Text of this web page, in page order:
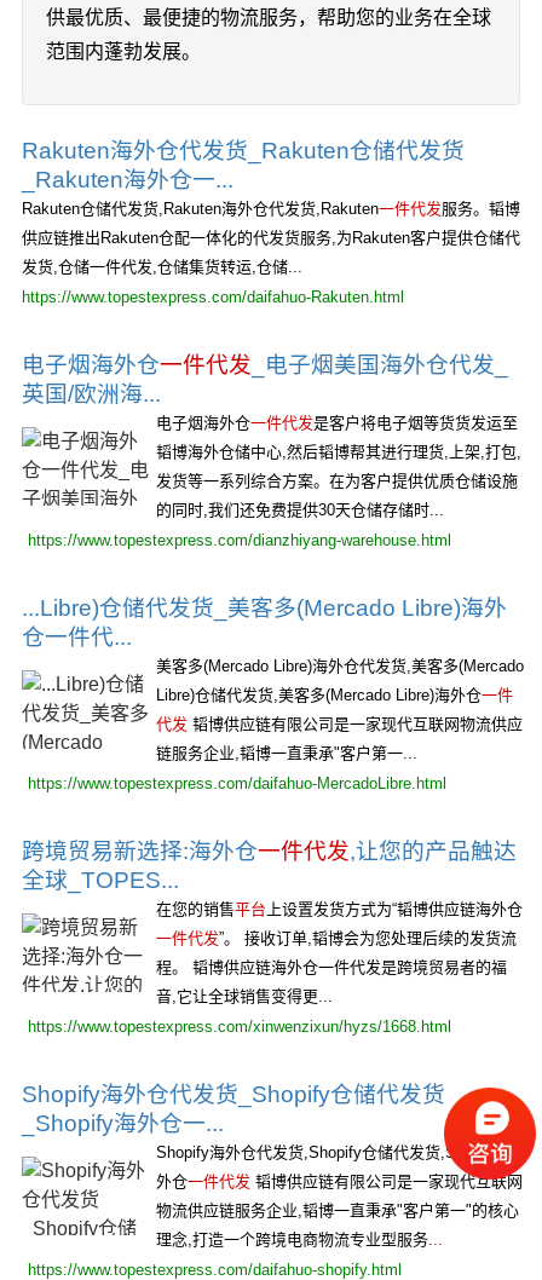
供最优质、最便捷的物流服务，帮助您的业务在全球
范围内蓬勃发展。
Rakuten海外仓代发货_Rakuten仓储代发货
_Rakuten海外仓一...
Rakuten仓储代发货,Rakuten海外仓代发货,Rakuten一件代发服务。韬博
供应链推出Rakuten仓配一体化的代发货服务,为Rakuten客户提供仓储代
发货,仓储一件代发,仓储集货转运,仓储...
https://www.topestexpress.com/daifahuo-Rakuten.html
电子烟海外仓一件代发 _电子烟美国海外仓代发_
英国/欧洲海...
电子烟海外仓一件代发是客户将电子烟等货货发运至
韬博海外仓储中心,然后韬博帮其进行理货,上架,打包,
发货等一系列综合方案。在为客户提供优质仓储设施
的同时,我们还免费提供30天仓储存储时...
https://www.topestexpress.com/dianzhiyang-warehouse.html
...Libre)仓储代发货_美客多(Mercado Libre)海外
仓一件代...
美客多(Mercado Libre)海外仓代发货,美客多(Mercado
Libre)仓储代发货,美客多(Mercado Libre)海外仓一件
代发 韬博供应链有限公司是一家现代互联网物流供应
链服务企业,韬博一直秉承"客户第一...
https://www.topestexpress.com/daifahuo-MercadoLibre.html
跨境贸易新选择:海外仓一件代发,让您的产品触达
全球_TOPES...
在您的销售平台 上设置发货方式为“韬博供应链海外仓
一件代发”。 接收订单,韬博会为您处理后续的发货流
程。 韬博供应链海外仓一件代发是跨境贸易者的福
音,它让全球销售变得更...
https://www.topestexpress.com/xinwenzixun/hyzs/1668.html
Shopify海外仓代发货_Shopify仓储代发货
_Shopify海外仓一...
Shopify海外仓代发货,Shopify仓储代发货,Shopify海
外仓一件代发 韬博供应链有限公司是一家现代互联网
物流供应链服务企业,韬博一直秉承"客户第一"的核心
理念,打造一个跨境电商物流专业型服务...
https://www.topestexpress.com/daifahuo-shopify.html